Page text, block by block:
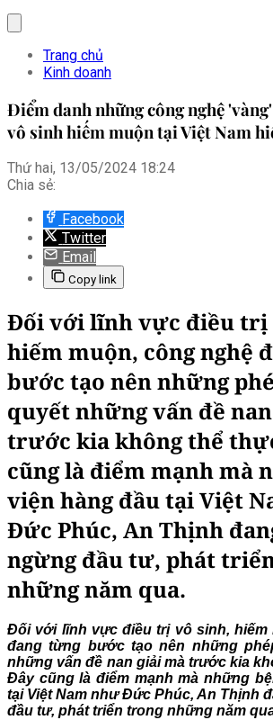
Trang chủ
Kinh doanh
Điểm danh những công nghệ
vô sinh hiếm muộn tại Việt Nam
Thứ hai, 13/05/2024 18:24
Chia sẻ:
Facebook
Twitter
Email
Copy link
Đối với lĩnh vực điều trị
hiếm muộn, công nghệ
bước tạo nên những
quyết những vấn đề
trước kia không thể
cũng là điểm mạnh mà
viện hàng đầu tại Việt
Đức Phúc, An Thịnh
ngừng đầu tư, phát
những năm qua.
Đối với lĩnh vực điều trị vô sinh, hiếm
đang từng bước tạo nên những
những vấn đề nan giải mà trước kia
Đây cũng là điểm mạnh mà những
tại Việt Nam như Đức Phúc, An Thịnh
đầu tư, phát triển trong những năm